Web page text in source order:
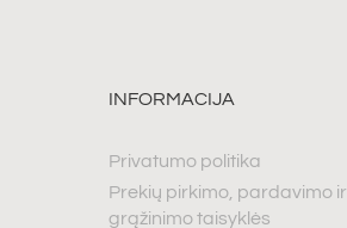
INFORMACIJA
Privatumo politika
Prekių pirkimo, pardavimo ir
grąžinimo taisyklės